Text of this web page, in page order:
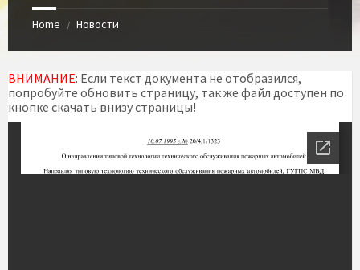
Home / Новости
ВНИМАНИЕ: Если текст документа не отобразился,
попробуйте обновить страницу, так же файл доступен по
кнопке скачать внизу страницы!